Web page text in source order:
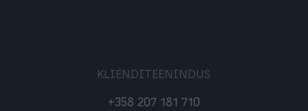
KLIENDITEENINDUS
+358 207 181 710